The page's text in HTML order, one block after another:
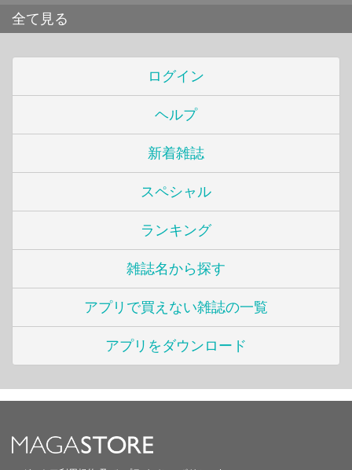
全て見る
ログイン
ヘルプ
新着雑誌
スペシャル
ランキング
雑誌名から探す
アプリで買えない雑誌の一覧
アプリをダウンロード